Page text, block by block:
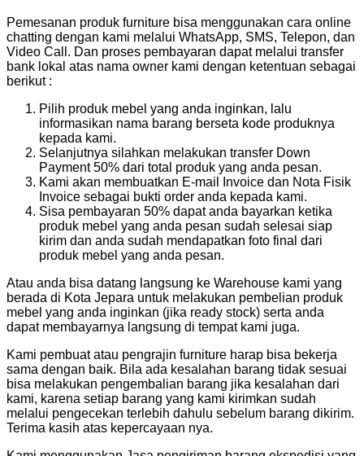
Pemesanan produk furniture bisa menggunakan cara online
chatting dengan kami melalui WhatsApp, SMS, Telepon, dan
Video Call. Dan proses pembayaran dapat melalui transfer
bank lokal atas nama owner kami dengan ketentuan sebagai
berikut :
Pilih produk mebel yang anda inginkan, lalu
informasikan nama barang berseta kode produknya
kepada kami.
Selanjutnya silahkan melakukan transfer Down
Payment 50% dari total produk yang anda pesan.
Kami akan membuatkan E-mail Invoice dan Nota Fisik
Invoice sebagai bukti order anda kepada kami.
Sisa pembayaran 50% dapat anda bayarkan ketika
produk mebel yang anda pesan sudah selesai siap
kirim dan anda sudah mendapatkan foto final dari
produk mebel yang anda pesan.
Atau anda bisa datang langsung ke Warehouse kami yang
berada di Kota Jepara untuk melakukan pembelian produk
mebel yang anda inginkan (jika ready stock) serta anda
dapat membayarnya langsung di tempat kami juga.
Kami pembuat atau pengrajin furniture harap bisa bekerja
sama dengan baik. Bila ada kesalahan barang tidak sesuai
bisa melakukan pengembalian barang jika kesalahan dari
kami, karena setiap barang yang kami kirimkan sudah
melalui pengecekan terlebih dahulu sebelum barang dikirim.
Terima kasih atas kepercayaan nya.